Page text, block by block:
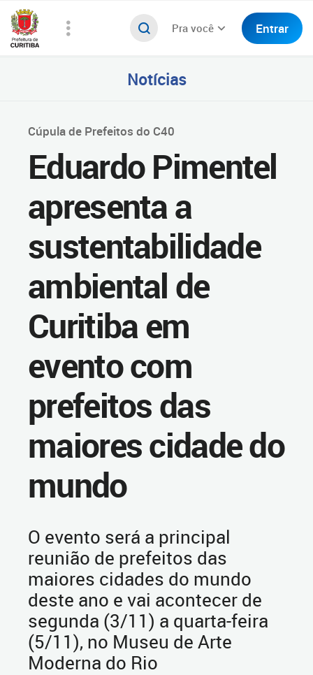
Pra você Entrar
Notícias
Cúpula de Prefeitos do C40
Eduardo Pimentel
apresenta a
sustentabilidade
ambiental de
Curitiba em
evento com
prefeitos das
maiores cidade do
mundo
O evento será a principal
reunião de prefeitos das
maiores cidades do mundo
deste ano e vai acontecer de
segunda (3/11) a quarta-feira
(5/11), no Museu de Arte
Moderna do Rio